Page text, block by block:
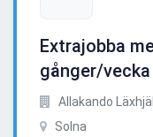
Extrajobba
gånger/vecka
Allakando
Solna